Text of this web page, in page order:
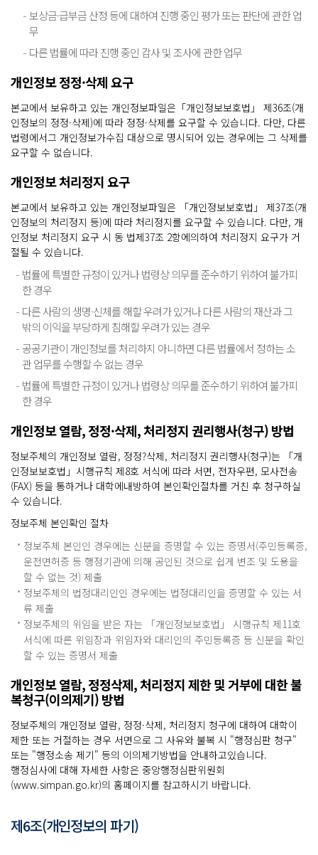
보상금·급부금 산정 등에 대하여 진행 중인 평가 또는 판단에 관한 업
무
다른 법률에 따라 진행 중인 감사 및 조사에 관한 업무
개인정보 정정·삭제 요구
본교에서 보유하고 있는 개인정보파일은「개인정보보호법」 제36조(개
인정보의 정정·삭제)에 따라 정정·삭제를 요구할 수 있습니다. 다만, 다른
법령에서그 개인정보가수집 대상으로 명시되어 있는 경우에는 그 삭제를
요구할 수 없습니다.
개인정보 처리정지 요구
본교에서 보유하고 있는 개인정보파일은 「개인정보보호법」 제37조(개
인정보의 처리정지 등)에 따라 처리정지를 요구할 수 있습니다. 다만, 개
인정보 처리정지 요구 시 동 법제37조 2항에의하여 처리정지 요구가 거
절될 수 있습니다.
법률에 특별한 규정이 있거나 법령상 의무를 준수하기 위하여 불가피
한 경우
다른 사람의 생명·신체를 해할 우려가 있거나 다른 사람의 재산과 그
밖의 이익을 부당하게 침해할 우려가 있는 경우
공공기관이 개인정보를 처리하지 아니하면 다른 법률에서 정하는 소
관 업무를 수행할 수 없는 경우
법률에 특별한 규정이 있거나 법령상 의무를 준수하기 위하여 불가피
한 경우
개인정보 열람, 정정·삭제, 처리정지 권리행사(청구) 방법
정보주체의 개인정보 열람, 정정?삭제, 처리정지 권리행사(청구)는 「개
인정보보호법」시행규칙 제8호 서식에 따라 서면, 전자우편, 모사전송
(FAX) 등을 통하거나 대학에내방하여 본인확인절차를 거친 후 청구하실
수 있습니다.
정보주체 본인확인 절차
정보주체 본인인 경우에는 신분을 증명할 수 있는 증명서(주민등록증,
운전면허증 등 행정기관에 의해 공인된 것으로 쉽게 변조 및 도용을
할 수 없는 것) 제출
정보주체의 법정대리인인 경우에는 법정대리인을 증명할 수 있는 서
류 제출
정보주체의 위임을 받은 자는 「개인정보보호법」 시행규칙 제11호
서식에 따른 위임장과 위임자와 대리인의 주민등록증 등 신분을 확인
할 수 있는 증명서 제출
개인정보 열람, 정정삭제, 처리정지 제한 및 거부에 대한 불
복청구(이의제기) 방법
정보주체의 개인정보 열람, 정정·삭제, 처리정지 청구에 대하여 대학이
제한 또는 거절하는 경우 서면으로 그 사유와 불복 시 "행정심판 청구"
또는 "행정소송 제기" 등의 이의제기방법을 안내하고있습니다.
행정심사에 대해 자세한 사항은 중앙행정심판위원회
(www.simpan.go.kr)의 홈페이지를 참고하시기 바랍니다.
제6조(개인정보의 파기)